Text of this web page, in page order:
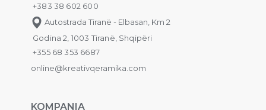
+383 38 602 600
Autostrada Tiranë - Elbasan, Km 2
Godina 2, 1003 Tiranë, Shqipëri
+355 68 353 6687
online@kreativqeramika.com
KOMPANIA